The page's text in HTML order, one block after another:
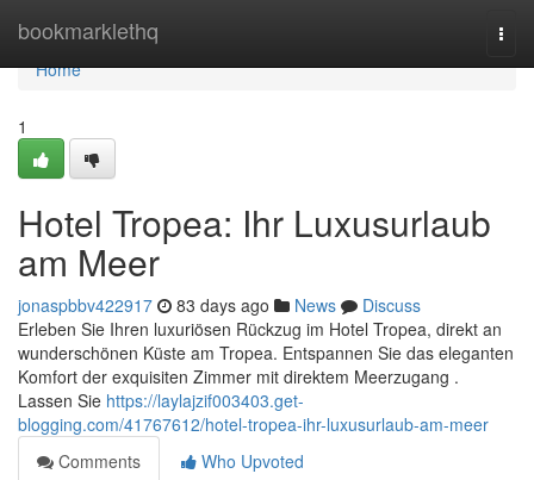
bookmarklethq
Home
Home
1
Hotel Tropea: Ihr Luxusurlaub
am Meer
jonaspbbv422917 83 days ago News
Discuss
Erleben Sie Ihren luxuriösen Rückzug im Hotel Tropea, direkt an
wunderschönen Küste am Tropea. Entspannen Sie das eleganten
Komfort der exquisiten Zimmer mit direktem Meerzugang .
Lassen Sie https://laylajzif003403.get-
blogging.com/41767612/hotel-tropea-ihr-luxusurlaub-am-meer
Comments
Who Upvoted